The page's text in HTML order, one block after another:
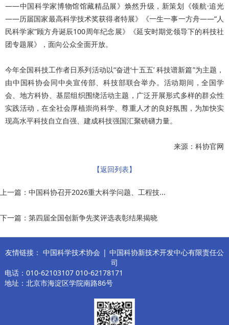
——中国科学家博物馆馆藏精品展》焕然升级，新策划《领航·追光
——历届国家最高科学技术奖获得者特展》《一生一事一方舟——“人
民科学家”顾方舟诞辰100周年纪念展》《延安时期党领导下的科技社
团专题展》，面向公众全面开放。
今年全国科技工作者日系列活动以“奋进‘十五五’ 科技谱新篇”为主题，
由中国科协会同中央宣传部、科技部联合举办。活动期间，全国学
会、地方科协、基层组织围绕活动主题，广泛开展形式多样的群众性
实践活动，在全社会厚植崇尚科学、尊重人才的良好氛围，为加快实
现高水平科技自立自强、建成科技强国汇聚磅礴力量。
来源：科协官网
【返回列表】
上一篇： 中国科协召开2026重大科学问题、工程技...
下一篇： 第四届全国创新争先奖评选表彰结果揭晓
友情链接： 中国科学技术协会 | 中国科协新技术开发中心有限责任公
司
电话：010-62103107 010-62178171
地址：北京市海淀区学院南路86号